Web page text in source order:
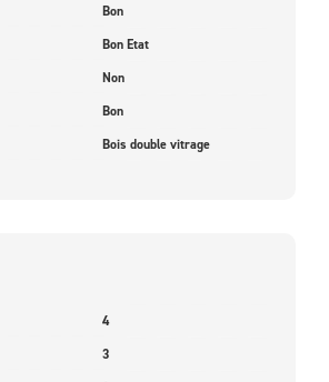
Bon
Bon Etat
Non
Bon
Bois double vitrage
4
3